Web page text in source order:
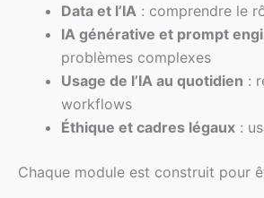
Data et l’IA : comprendre le
IA générative et prompt
problèmes complexes
Usage de l’IA au quotidien :
workflows
Éthique et cadres légaux :
Chaque module est construit pour